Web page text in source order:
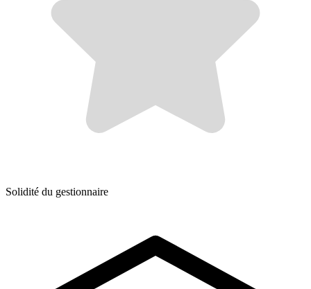
Solidité du gestionnaire